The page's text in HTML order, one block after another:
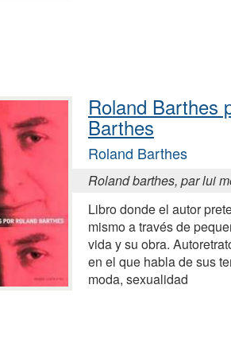
Roland Barthes
Barthes
Roland Barthes
Roland barthes, par lui
Libro donde el autor
mismo a través de
vida y su obra.
en el que habla de sus
moda, sexualidad